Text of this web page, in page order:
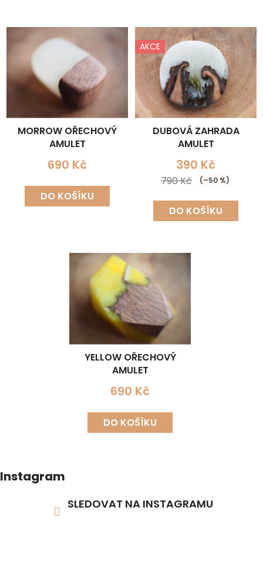
MORROW OŘECHOVÝ
AMULET
690 Kč
DO KOŠÍKU
AKCE
DUBOVÁ ZAHRADA
AMULET
390 Kč
790 Kč (–50 %)
DO KOŠÍKU
YELLOW OŘECHOVÝ
AMULET
690 Kč
DO KOŠÍKU
Instagram
SLEDOVAT NA INSTAGRAMU